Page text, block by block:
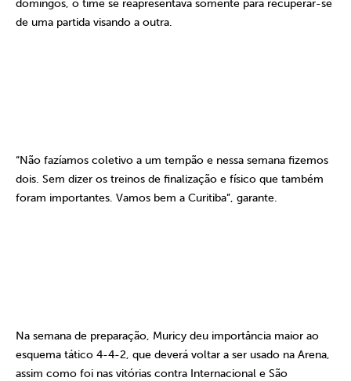
domingos, o time se reapresentava somente para recuperar-se
de uma partida visando a outra.
“Não fazíamos coletivo a um tempão e nessa semana fizemos
dois. Sem dizer os treinos de finalização e físico que também
foram importantes. Vamos bem a Curitiba”, garante.
Na semana de preparação, Muricy deu importância maior ao
esquema tático 4-4-2, que deverá voltar a ser usado na Arena,
assim como foi nas vitórias contra Internacional e São